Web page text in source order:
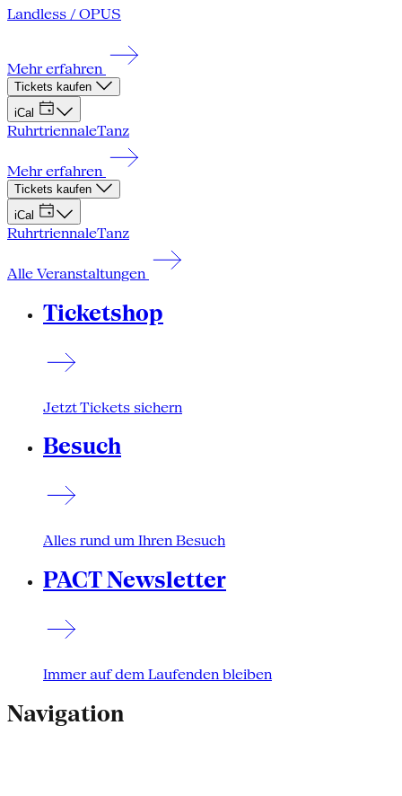
Landless / OPUS
Mehr erfahren
Tickets kaufen
iCal
RuhrtriennaleTanz
Mehr erfahren
Tickets kaufen
iCal
RuhrtriennaleTanz
Alle Veranstaltungen
Ticketshop
Jetzt Tickets sichern
Besuch
Alles rund um Ihren Besuch
PACT Newsletter
Immer auf dem Laufenden bleiben
Navigation